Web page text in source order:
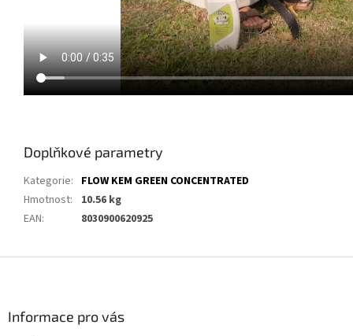
Doplňkové parametry
Kategorie: FLOW KEM GREEN CONCENTRATED
Hmotnost:
10.56 kg
EAN: 8030900620925
Informace pro vás